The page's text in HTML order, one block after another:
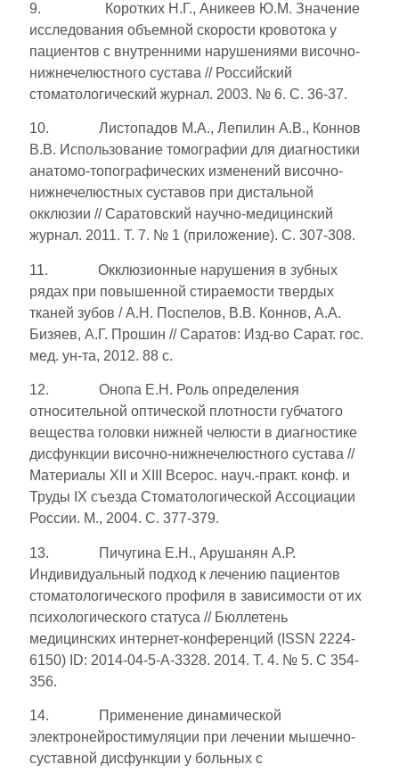
9. Коротких Н.Г., Аникеев Ю.М. Значение
исследования объемной скорости кровотока у
пациентов с внутренними нарушениями височно-
нижнечелюстного сустава // Российский
стоматологический журнал. 2003. № 6. С. 36-37.
10. Листопадов М.А., Лепилин А.В., Коннов
В.В. Использование томографии для диагностики
анатомо-топографических изменений височно-
нижнечелюстных суставов при дистальной
окклюзии // Саратовский научно-медицинский
журнал. 2011. Т. 7. № 1 (приложение). С. 307-308.
11. Окклюзионные нарушения в зубных
рядах при повышенной стираемости твердых
тканей зубов / А.Н. Поспелов, В.В. Коннов, А.А.
Бизяев, А.Г. Прошин // Саратов: Изд-во Сарат. гос.
мед. ун-та, 2012. 88 с.
12. Онопа Е.Н. Роль определения
относительной оптической плотности губчатого
вещества головки нижней челюсти в диагностике
дисфункции височно-нижнечелюстного сустава //
Материалы XII и XIII Всерос. науч.-практ. конф. и
Труды IX съезда Стоматологической Ассоциации
России. М., 2004. С. 377-379.
13. Пичугина Е.Н., Арушанян А.Р.
Индивидуальный подход к лечению пациентов
стоматологического профиля в зависимости от их
психологического статуса // Бюллетень
медицинских интернет-конференций (ISSN 2224-
6150) ID: 2014-04-5-А-3328. 2014. Т. 4. № 5. С 354-
356.
14. Применение динамической
электронейростимуляции при лечении мышечно-
суставной дисфункции у больных с